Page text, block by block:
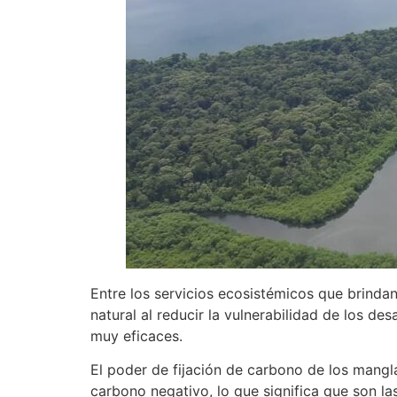
Entre los servicios ecosistémicos que
natural al reducir la vulnerabilidad de los
muy eficaces.
El poder de fijación de carbono de los
carbono negativo, lo que significa que son